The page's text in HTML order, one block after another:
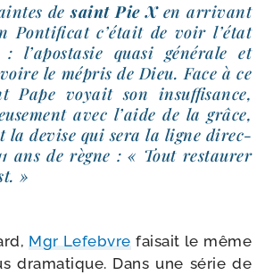
desaint Pie Xen arri­vant
Pontificat c’était de voir l’état
l’apostasie qua­si géné­rale et
le mépris de Dieu. Face à ce
Pape voyait son insuf­fi­sance,
avec l’aide de la grâce,
la devise qui sera la ligne direc­
ans de règne : « Tout res­tau­rer
»
Mgr Lefebvrefai­sait le même
dra­ma­tique. Dans une série de